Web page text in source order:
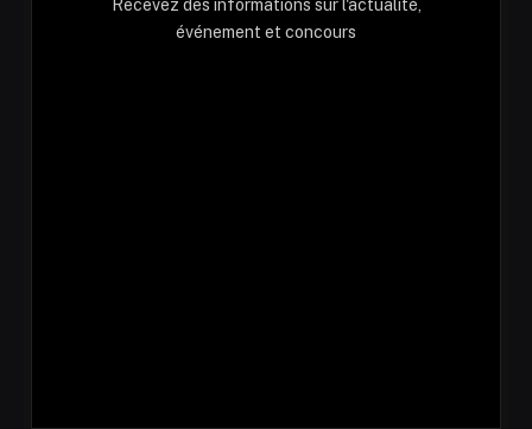
Recevez des informations sur l'actualité,
événement et concours